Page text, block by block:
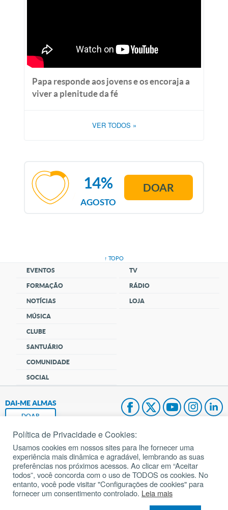
Papa responde aos jovens e os encoraja a
viver a plenitude da fé
VER TODOS »
AGOSTO
14% DOAR
↑ TOPO
EVENTOS
FORMAÇÃO
NOTÍCIAS
MÚSICA
CLUBE
SANTUÁRIO
COMUNIDADE
SOCIAL
TV
RÁDIO
LOJA
DAI-ME ALMAS
DOAR
Fundação João Paulo II
Pedido de Oração
Mapa do site
Política de Privacidade e Cookies:
Usamos cookies em nossos sites para lhe fornecer uma
experiência mais dinâmica e agradável, lembrando as suas
preferências nos próximos acessos. Ao clicar em “Aceitar
todos”, você concorda com o uso de TODOS os cookies. No
entanto, você pode visitar "Configurações de cookies" para
fornecer um consentimento controlado. Leia mais